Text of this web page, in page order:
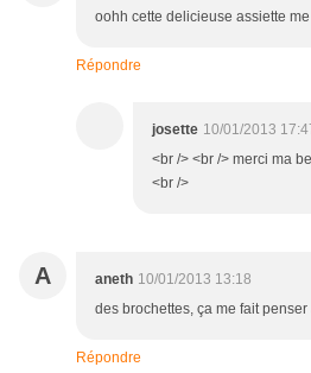
oohh cette delicieuse assiette
Répondre
josette 10/01/2013
<br /> <br /> merci ma
<br />
A aneth 10/01/2013 13:18
des brochettes, ça me fait
Répondre